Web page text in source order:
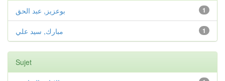
1 بوعزيز, عبد الحق
1 مبارك, سيد علي
Sujet